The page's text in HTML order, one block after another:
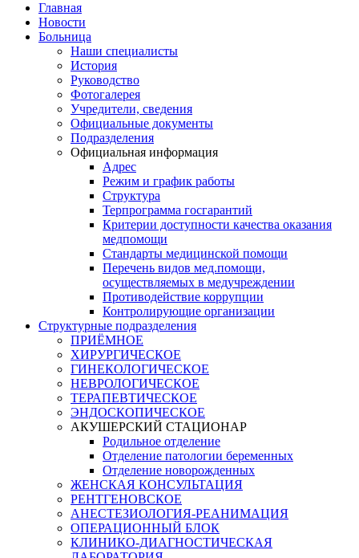
Главная
Новости
Больница
Наши специалисты
История
Руководство
Фотогалерея
Учредители, сведения
Официальные документы
Подразделения
Официальная информация
Адрес
Режим и график работы
Структура
Терпрограмма госгарантий
Критерии доступности качества оказания
медпомощи
​Стандарты медицинской помощи
Перечень видов мед.помощи,
осуществляемых в медучреждении
Противодействие коррупции
Контролирующие организации
Структурные подразделения
ПРИЁМНОЕ
ХИРУРГИЧЕСКОЕ
ГИНЕКОЛОГИЧЕСКОЕ
НЕВРОЛОГИЧЕСКОЕ
ТЕРАПЕВТИЧЕСКОЕ
ЭНДОСКОПИЧЕСКОЕ
АКУШЕРСКИЙ СТАЦИОНАР
Родильное отделение
Отделение патологии беременных
Отделение новорожденных
ЖЕНСКАЯ КОНСУЛЬТАЦИЯ
РЕНТГЕНОВСКОЕ
АНЕСТЕЗИОЛОГИЯ-РЕАНИМАЦИЯ
ОПЕРАЦИОННЫЙ БЛОК
КЛИНИКО-ДИАГНОСТИЧЕСКАЯ